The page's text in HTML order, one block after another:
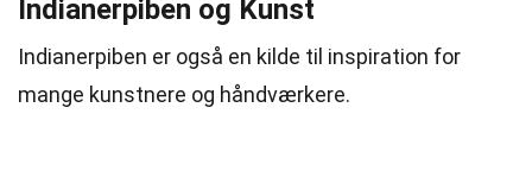
Indianerpiben og Kunst
Indianerpiben er også en kilde til inspiration for
mange kunstnere og håndværkere.